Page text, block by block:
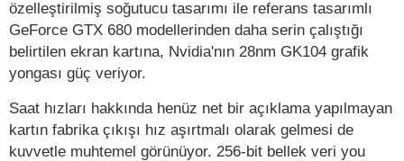
özelleştirilmiş soğutucu tasarımı ile referans tasarımlı
GeForce GTX 680 modellerinden daha serin çalıştığı
belirtilen ekran kartına, Nvidia'nın 28nm GK104 grafik
yongası güç veriyor.
Saat hızları hakkında henüz net bir açıklama yapılmayan
kartın fabrika çıkışı hız aşırtmalı olarak gelmesi de
kuvvetle muhtemel görünüyor. 256-bit bellek veri you